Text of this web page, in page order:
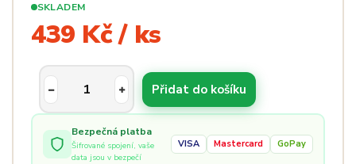
SKLADEM
439 Kč / ks
Přidat do košíku
Bezpečná platba
Šifrované spojení, vaše
data jsou v bezpečí
VISA Mastercard GoPay